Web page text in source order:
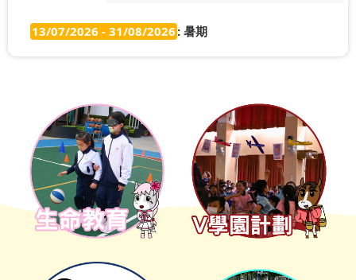
13/07/2026 - 31/08/2026 : 暑期